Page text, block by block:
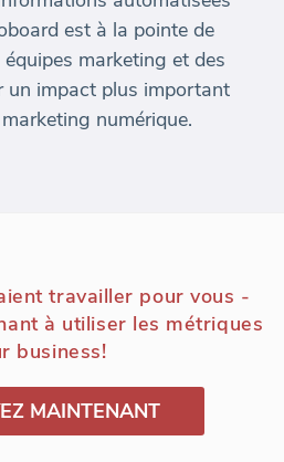
est à la pointe de
marketing et des
un impact plus important
numérique.
travailler pour vous -
à utiliser les métriques
business!
MAINTENANT